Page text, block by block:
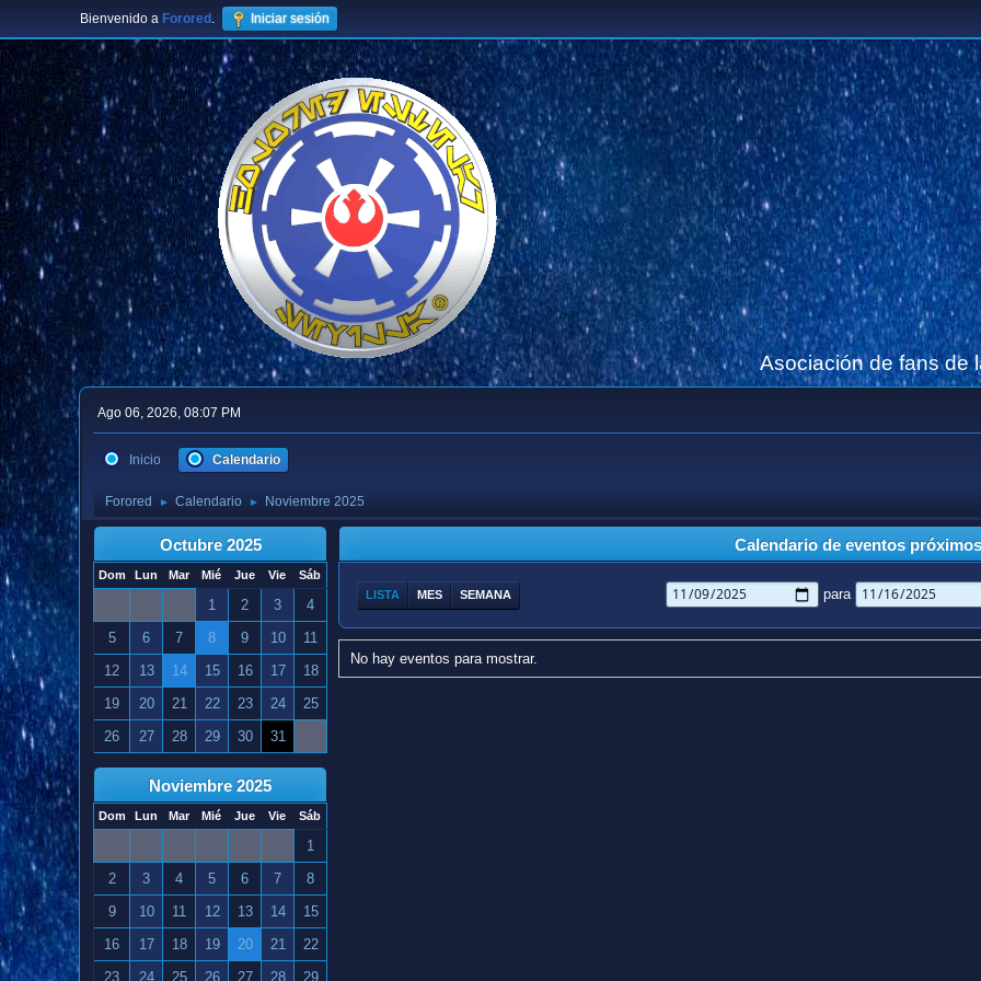
Bienvenido a Forored . Iniciar sesión
Asociación de fans de
Ago 06, 2026, 08:07 PM
Inicio Calendario
Forored ► Calendario ► Noviembre 2025
Octubre 2025
Dom Lun Mar Mié Jue Vie Sáb
1 2 3
4
5
6 7 8 9 10
11
12
13 14 15 16 17
18
19
20 21 22 23 24
25
26
27 28 29 30 31
Noviembre 2025
Dom Lun Mar Mié Jue Vie Sáb
1
2
3 4 5 6 7
8
9
10 11 12 13 14
15
16
17 18 19 20 21
22
23
24 25 26 27 28 29
Calendario de eventos próximos
LISTA MES SEMANA para
No hay eventos para mostrar.